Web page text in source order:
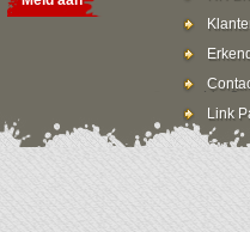
Link